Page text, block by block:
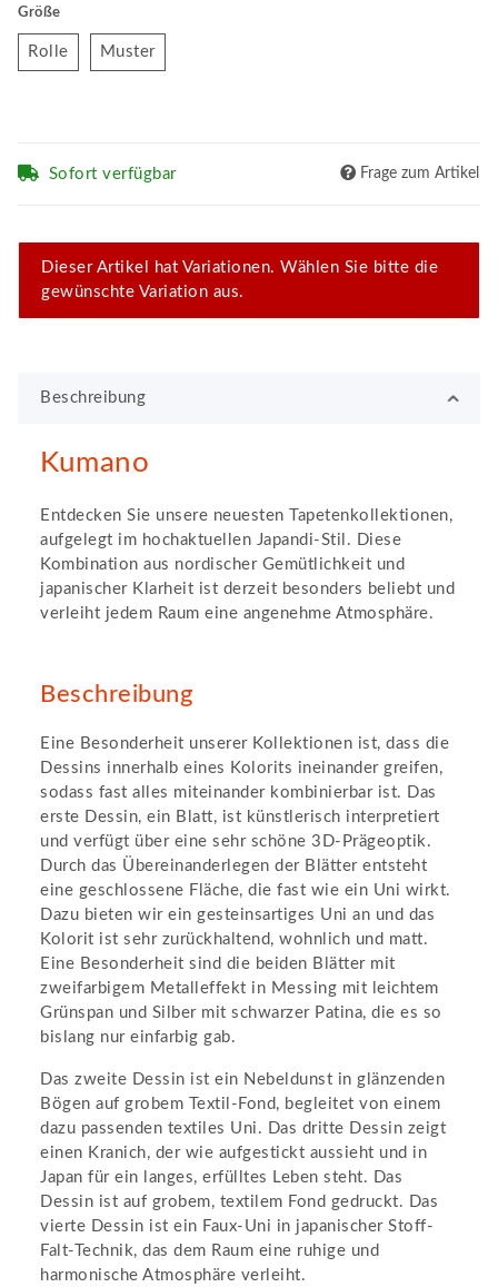
Größe
RolleRolleMusterMuster
Sofort verfügbar Frage zum Artikel
x
Dieser Artikel hat Variationen. Wählen Sie bitte die
gewünschte Variation aus.
Beschreibung
Kumano
Entdecken Sie unsere neuesten Tapetenkollektionen,
aufgelegt im hochaktuellen Japandi-Stil. Diese
Kombination aus nordischer Gemütlichkeit und
japanischer Klarheit ist derzeit besonders beliebt und
verleiht jedem Raum eine angenehme Atmosphäre.
Beschreibung
Eine Besonderheit unserer Kollektionen ist, dass die
Dessins innerhalb eines Kolorits ineinander greifen,
sodass fast alles miteinander kombinierbar ist. Das
erste Dessin, ein Blatt, ist künstlerisch interpretiert
und verfügt über eine sehr schöne 3D-Prägeoptik.
Durch das Übereinanderlegen der Blätter entsteht
eine geschlossene Fläche, die fast wie ein Uni wirkt.
Dazu bieten wir ein gesteinsartiges Uni an und das
Kolorit ist sehr zurückhaltend, wohnlich und matt.
Eine Besonderheit sind die beiden Blätter mit
zweifarbigem Metalleffekt in Messing mit leichtem
Grünspan und Silber mit schwarzer Patina, die es so
bislang nur einfarbig gab.
Das zweite Dessin ist ein Nebeldunst in glänzenden
Bögen auf grobem Textil-Fond, begleitet von einem
dazu passenden textiles Uni. Das dritte Dessin zeigt
einen Kranich, der wie aufgestickt aussieht und in
Japan für ein langes, erfülltes Leben steht. Das
Dessin ist auf grobem, textilem Fond gedruckt. Das
vierte Dessin ist ein Faux-Uni in japanischer Stoff-
Falt-Technik, das dem Raum eine ruhige und
harmonische Atmosphäre verleiht.